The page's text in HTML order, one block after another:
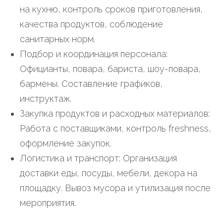
на кухню, контроль сроков приготовления,
качества продуктов, соблюдение
санитарных норм.
Подбор и координация персонала:
Официанты, повара, бариста, шоу-повара,
бармены. Составление графиков,
инструктаж.
Закупка продуктов и расходных материалов:
Работа с поставщиками, контроль freshness,
оформление закупок.
Логистика и транспорт: Организация
доставки еды, посуды, мебели, декора на
площадку. Вывоз мусора и утилизация после
мероприятия.